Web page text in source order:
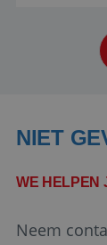
op zoek
NIET
WE HELPEN
Neem